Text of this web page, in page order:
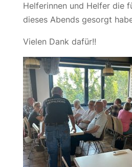
Helferinnen und Helfer die
dieses Abends gesorgt
Vielen Dank dafür!!